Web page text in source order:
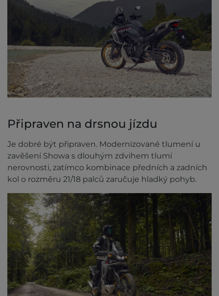
Připraven na drsnou jízdu
Je dobré být připraven. Modernizované tlumení u
zavěšení Showa s dlouhým zdvihem tlumí
nerovnosti, zatímco kombinace předních a zadních
kol o rozměru 21/18 palců zaručuje hladký pohyb.